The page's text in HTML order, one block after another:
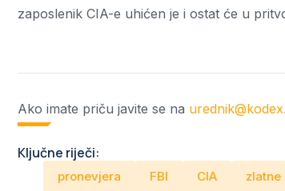
zaposlenik CIA-e uhićen je i ostat će u
Ako imate priču javite se na
Ključne riječi:
pronevjera FBI CIA zlatne